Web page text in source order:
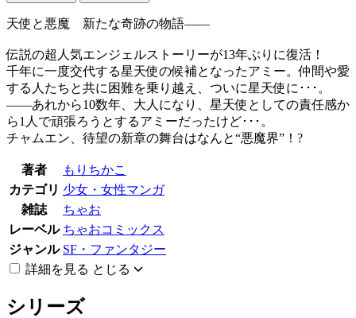
天使と悪魔 新たな奇跡の物語――
伝説の超人気エンジェルストーリーが13年ぶりに復活！
千年に一度交代する星天使の候補となったアミー。仲間や愛
する人たちと共に困難を乗り越え、ついに星天使に･･･。
――あれから10数年、大人になり、星天使としての責任感か
ら1人で頑張ろうとするアミーだったけど･･･。
チャムエン、待望の新章の舞台はなんと“悪魔界”！?
著者
もりちかこ
カテゴリ 少女・女性マンガ
雑誌
ちゃお
レーベル ちゃおコミックス
ジャンル SF・ファンタジー
詳細を見る とじる
シリーズ